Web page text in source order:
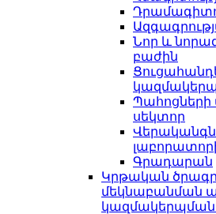
Նոր և
բաժին
սեկտոր
Գրադարան
Կրթական
մեկնաբանման
կազմակերպման